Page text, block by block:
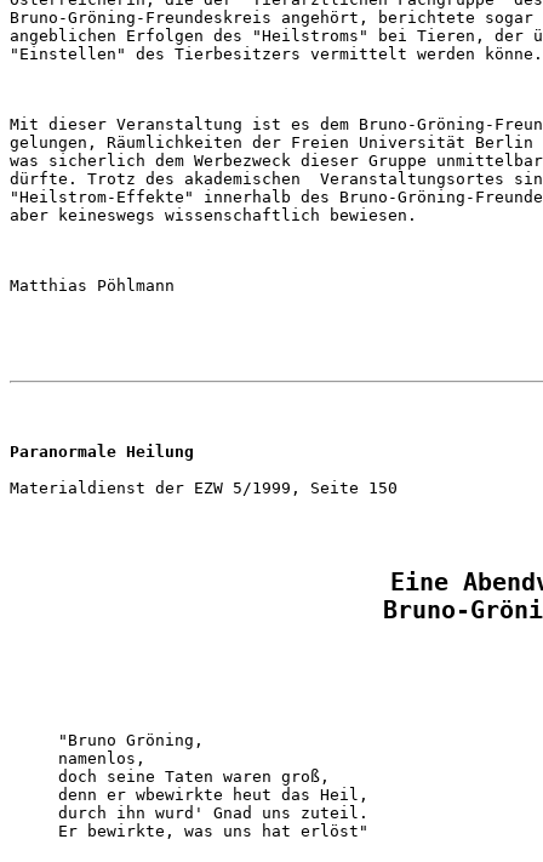
Bruno-Gröning-Freundeskreis angehört, berichtete
angeblichen Erfolgen des "Heilstroms" bei Tieren,
Mit dieser Veranstaltung ist es dem Bruno-Gröning-
gelungen, Räumlichkeiten der Freien Universität Berlin
was sicherlich dem Werbezweck dieser Gruppe
dürfte. Trotz des akademischen  Veranstaltungsortes
"Heilstrom-Effekte" innerhalb des Bruno-Gröning-
Paranormale Heilung
Eine
Bruno-
"Bruno Gröning,
namenlos,
doch seine Taten waren groß,
denn er wbewirkte heut das Heil,
durch ihn wurd' Gnad uns zuteil.